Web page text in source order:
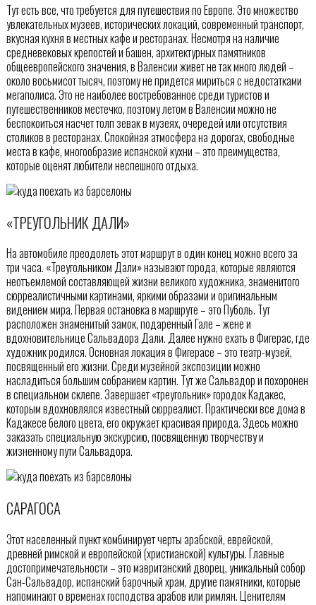
Тут есть все, что требуется для путешествия по Европе. Это множество
увлекательных музеев, исторических локаций, современный транспорт,
вкусная кухня в местных кафе и ресторанах. Несмотря на наличие
средневековых крепостей и башен, архитектурных памятников
общеевропейского значения, в Валенсии живет не так много людей –
около восьмисот тысяч, поэтому не придется мириться с недостатками
мегаполиса. Это не наиболее востребованное среди туристов и
путешественников местечко, поэтому летом в Валенсии можно не
беспокоиться насчет толп зевак в музеях, очередей или отсутствия
столиков в ресторанах. Спокойная атмосфера на дорогах, свободные
места в кафе, многообразие испанской кухни – это преимущества,
которые оценят любители неспешного отдыха.
«ТРЕУГОЛЬНИК ДАЛИ»
На автомобиле преодолеть этот маршрут в один конец можно всего за
три часа. «Треугольником Дали» называют города, которые являются
неотъемлемой составляющей жизни великого художника, знаменитого
сюрреалистичными картинами, яркими образами и оригинальным
видением мира. Первая остановка в маршруте – это Пуболь. Тут
расположен знаменитый замок, подаренный Гале – жене и
вдохновительнице Сальвадора Дали. Далее нужно ехать в Фигерас, где
художник родился. Основная локация в Фигерасе – это театр-музей,
посвященный его жизни. Среди музейной экспозиции можно
насладиться большим собранием картин. Тут же Сальвадор и похоронен
в специальном склепе. Завершает «треугольник» городок Кадакес,
которым вдохновлялся известный сюрреалист. Практически все дома в
Кадакесе белого цвета, его окружает красивая природа. Здесь можно
заказать специальную экскурсию, посвященную творчеству и
жизненному пути Сальвадора.
САРАГОСА
Этот населенный пункт комбинирует черты арабской, еврейской,
древней римской и европейской (христианской) культуры. Главные
достопримечательности – это мавританский дворец, уникальный собор
Сан-Сальвадор, испанский барочный храм, другие памятники, которые
напоминают о временах господства арабов или римлян. Ценителям